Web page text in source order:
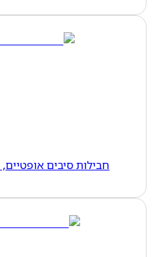
חבילות סיבים אופטיים,